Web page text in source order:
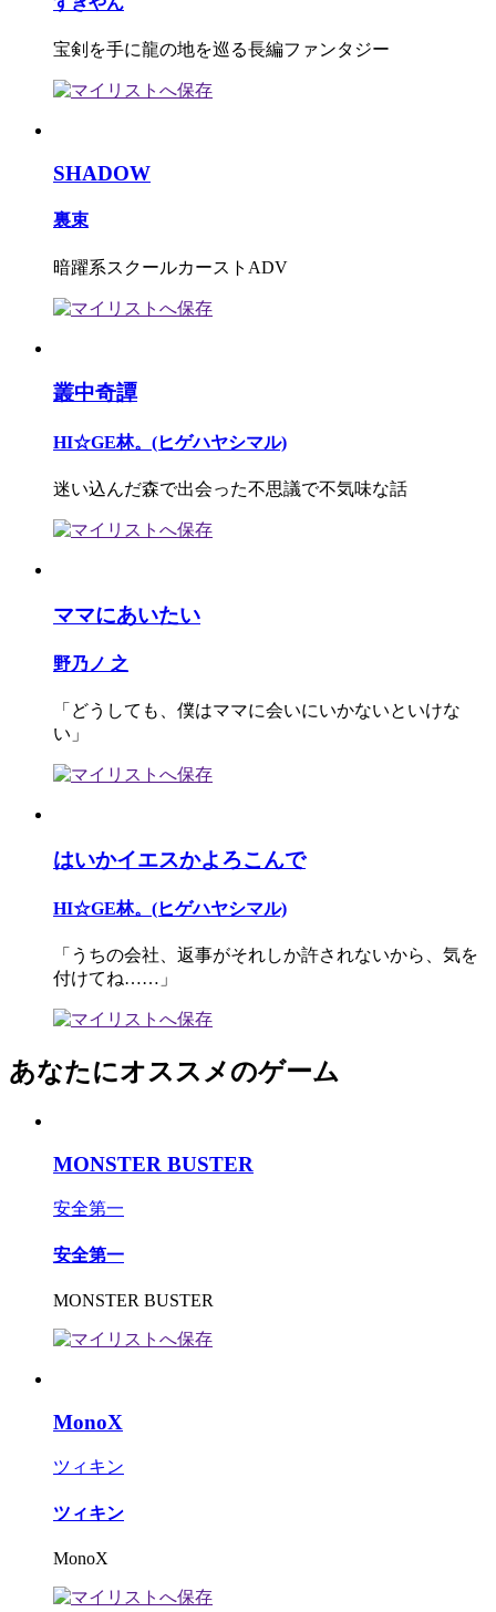
宝剣を手に龍の地を巡る長編ファンタジー
SHADOW
裏束
暗躍系スクールカーストADV
叢中奇譚
HI☆GE林。(ヒゲハヤシマル)
迷い込んだ森で出会った不思議で不気味な話
ママにあいたい
野乃ノ 之
「どうしても、僕はママに会いにいかないといけな
い」
はいかイエスかよろこんで
HI☆GE林。(ヒゲハヤシマル)
「うちの会社、返事がそれしか許されないから、気を
付けてね……」
あなたにオススメのゲーム
MONSTER BUSTER
安全第一
安全第一
MONSTER BUSTER
MonoX
ツィキン
ツィキン
MonoX